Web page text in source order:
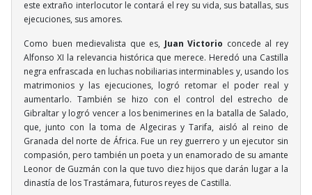
este extraño interlocutor le contará el rey su vida, sus batallas, sus
ejecuciones, sus amores.
Como buen medievalista que es, Juan Victorio concede al rey
Alfonso XI la relevancia histórica que merece. Heredó una Castilla
negra enfrascada en luchas nobiliarias interminables y, usando los
matrimonios y las ejecuciones, logró retomar el poder real y
aumentarlo. También se hizo con el control del estrecho de
Gibraltar y logró vencer a los benimerines en la batalla de Salado,
que, junto con la toma de Algeciras y Tarifa, aisló al reino de
Granada del norte de África. Fue un rey guerrero y un ejecutor sin
compasión, pero también un poeta y un enamorado de su amante
Leonor de Guzmán con la que tuvo diez hijos que darán lugar a la
dinastía de los Trastámara, futuros reyes de Castilla.